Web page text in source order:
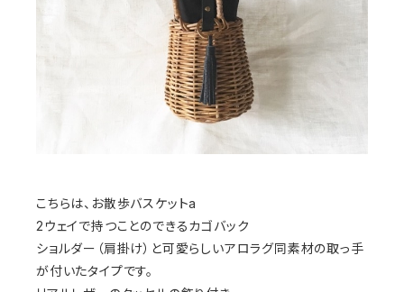
こちらは、お散歩バスケットa
2ウェイで持つことのできるカゴバック
ショルダー（肩掛け）と可愛らしいアロラグ同素材の取っ手
が付いたタイプです。